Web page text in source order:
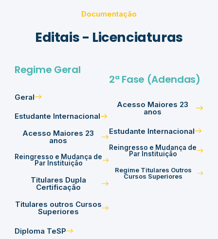
Documentação
Editais - Licenciaturas
Regime Geral
Geral
Estudante Internacional
Acesso Maiores 23
anos
Reingresso e Mudança de
Par Instituição
Titulares Dupla
Certificação
Titulares outros Cursos
Superiores
Diploma TeSP
2ª Fase (Adendas)
Acesso Maiores 23
anos
Estudante Internacional
Reingresso e Mudança de
Par Instituição
Regime Titulares Outros
Cursos Superiores